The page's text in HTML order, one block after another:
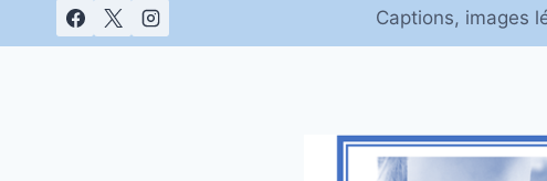
Captions, images